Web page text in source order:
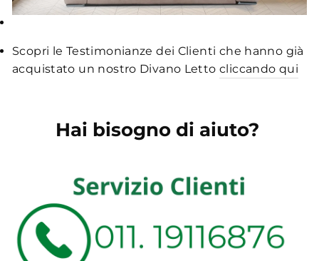
Scopri le Testimonianze dei Clienti che hanno già
acquistato un nostro Divano Lettocliccando qui
Hai bisogno di aiuto?